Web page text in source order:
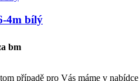
4m bílý
bm
případě pro Vás máme v